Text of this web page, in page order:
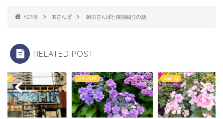
HOME おさんぽ 朝のさんぽと挨拶回りの話
RELATED POST
ログ ライフログ training